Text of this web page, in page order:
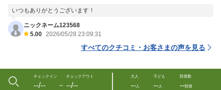
いつもありがとうございます！
ニックネーム123568
5.00 2026/05/28 23:09:31
すべてのクチコミ・お客さまの声を見る
チェックイン
--/-- 〜
チェックアウト
--/--
大人
--人
子ども
--人
部屋数
--部屋